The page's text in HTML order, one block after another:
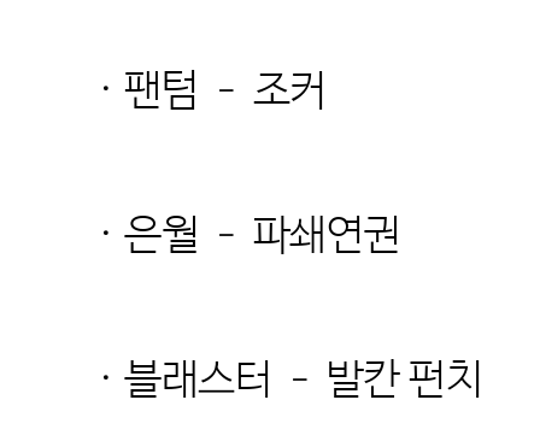
· 팬텀 – 조커
· 은월 – 파쇄연권
· 블래스터 – 발칸 펀치